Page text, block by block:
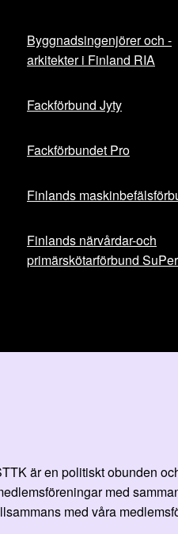
Byggnadsingenjörer och -
arkitekter i Finland RIA
Fackförbund Jyty
Fackförbundet Pro
Finlands
Finlands närvårdar-och
primärskötarförbund
är en politiskt obunden
med
med våra